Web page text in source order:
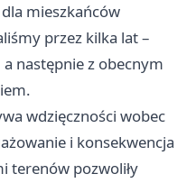
mieszkańców
przez kilka lat –
a następnie z obecnym
wdzięczności wobec
i konsekwencja
terenów pozwoliły